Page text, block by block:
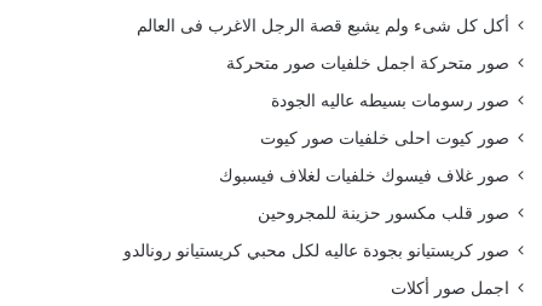
أكل كل شىء ولم يشبع قصة الرجل الاغرب فى العالم
صور متحركة اجمل خلفيات صور متحركة
صور رسومات بسيطه عاليه الجودة
صور كيوت احلى خلفيات صور كيوت
صور غلاف فيسوك خلفيات لغلاف فيسبوك
صور قلب مكسور حزينة للمجروحين
صور كريستيانو بجودة عاليه لكل محبي كريستيانو رونالدو
اجمل صور أكلات